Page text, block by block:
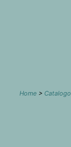
Home > Catalogo